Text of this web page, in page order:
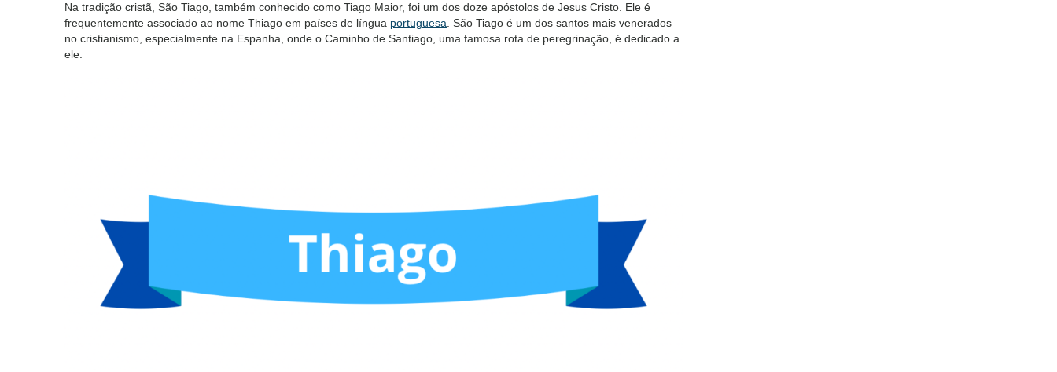
Na tradição cristã, São Tiago, também conhecido como Tiago Maior, foi um dos doze apóstolos de Jesus Cristo. Ele é
frequentemente associado ao nome Thiago em países de língua portuguesa. São Tiago é um dos santos mais venerados
no cristianismo, especialmente na Espanha, onde o Caminho de Santiago, uma famosa rota de peregrinação, é dedicado a
ele.